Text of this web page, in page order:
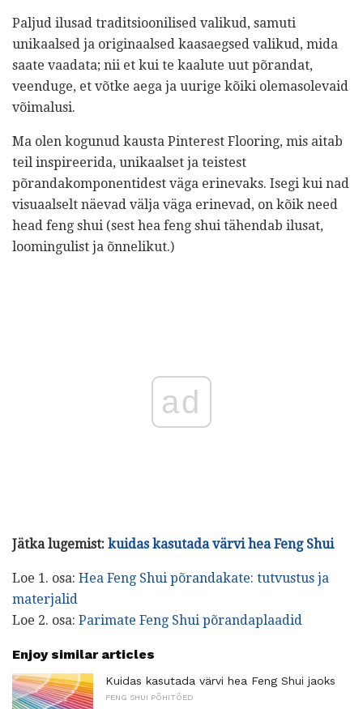
Paljud ilusad traditsioonilised valikud, samuti
unikaalsed ja originaalsed kaasaegsed valikud, mida
saate vaadata; nii et kui te kaalute uut põrandat,
veenduge, et võtke aega ja uurige kõiki olemasolevaid
võimalusi.
Ma olen kogunud kausta Pinterest Flooring, mis aitab
teil inspireerida, unikaalset ja teistest
põrandakomponentidest väga erinevaks. Isegi kui nad
visuaalselt näevad välja väga erinevad, on kõik need
head feng shui (sest hea feng shui tähendab ilusat,
loomingulist ja õnnelikut.)
ad
Jätka lugemist: kuidas kasutada värvi hea Feng Shui
Loe 1. osa: Hea Feng Shui põrandakate: tutvustus ja
materjalid
Loe 2. osa: Parimate Feng Shui põrandaplaadid
Enjoy similar articles
Kuidas kasutada värvi hea Feng Shui jaoks
FENG SHUI PÕHITÕED